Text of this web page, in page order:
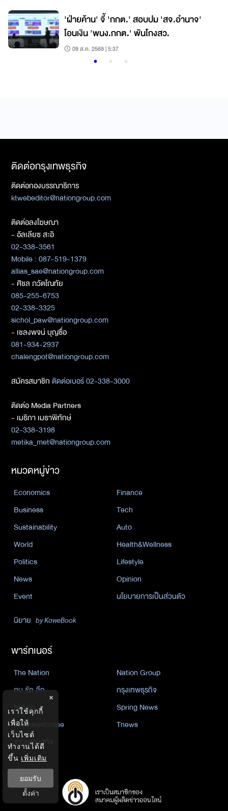
'ฝ่ายค้าน' จี้ 'กกต.' สอบปม 'สจ.อำนาจ'
โอนเงิน 'พนง.กกต.' พันโกงสว.
09 ส.ค. 2569 | 5:37
ติดต่อกรุงเทพธุรกิจ
ติดต่อกองบรรณาธิการ
ktwebeditor@nationgroup.com
ติดต่อลงโฆษณา
- อัลเลียซ สะอิ
02-338-3561
Mobile : 087-519-1379
allias_sae@nationgroup.com
- ศิชล ภวัตโณทัย
085-255-6753
02-338-3325
sichol_paw@nationgroup.com
- เชลงพจน์ บุญซื่อ
081-934-2937
chalengpot@nationgroup.com
สมัครสมาชิกติดต่อเบอร์ 02-338-3000
ติดต่อ Media Partners
- เมธิกา เมธาพิทักษ์
02-338-3198
metika_met@nationgroup.com
หมวดหมู่ข่าว
Economics
Finance
Business
Tech
Sustainability
Auto
World
Health&Wellness
Politics
Lifestyle
News
Opinion
Event
นโยบายการเป็นส่วนตัว
นิยาย by KaweBook
พาร์ทเนอร์
The Nation
Nation Group
คม ชัด ลึก
กรุงเทพธุรกิจ
Nation
Spring News
Thainewsonline
Tnews
ฐานเศรษฐกิจ
×
เราใช้คุกกี้
เพื่อให้
เว็บไซต์
ทำงานได้ดี
ขึ้น เพิ่มเติม
ยอมรับ
ตั้งค่า